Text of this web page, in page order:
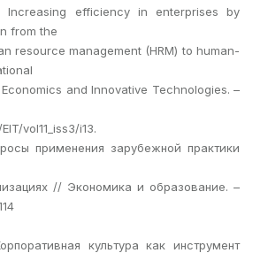
Increasing efficiency in enterprises by
from the
resource management (HRM) to human-
and Innovative Technologies. –
vol11_iss3/i13.
применения зарубежной практики
// Экономика и образование. –
культура как инструмент